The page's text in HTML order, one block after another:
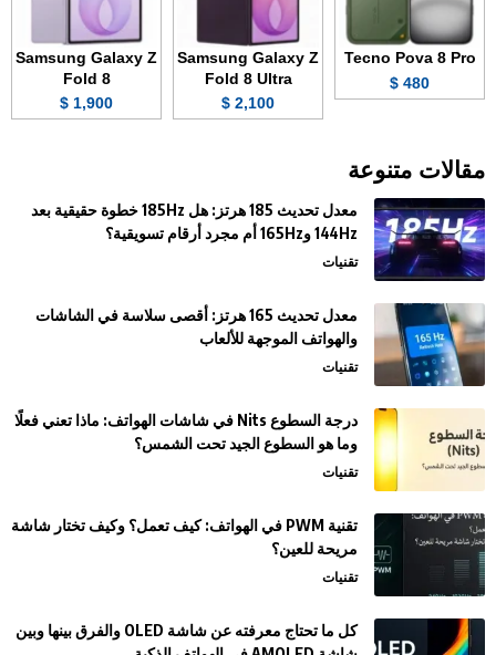
Tecno Pova 8 Pro
480 $
Samsung Galaxy Z
Fold 8 Ultra
2,100 $
Samsung Galaxy Z
Fold 8
1,900 $
مقالات متنوعة
معدل تحديث 185 هرتز: هل 185Hz خطوة حقيقية بعد
144Hz و165Hz أم مجرد أرقام تسويقية؟
تقنيات
معدل تحديث 165 هرتز: أقصى سلاسة في الشاشات
والهواتف الموجهة للألعاب
تقنيات
درجة السطوع Nits في شاشات الهواتف: ماذا تعني فعلًا
وما هو السطوع الجيد تحت الشمس؟
تقنيات
تقنية PWM في الهواتف: كيف تعمل؟ وكيف تختار شاشة
مريحة للعين؟
تقنيات
كل ما تحتاج معرفته عن شاشة OLED والفرق بينها وبين